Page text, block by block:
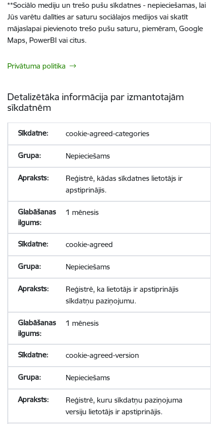
**Sociālo mediju un trešo pušu sīkdatnes - nepieciešamas, lai
Jūs varētu dalīties ar saturu sociālajos medijos vai skatīt
mājaslapai pievienoto trešo pušu saturu, piemēram, Google
Maps, PowerBI vai citus.
Privātuma politika
Detalizētāka informācija par izmantotajām
sīkdatnēm
cookie-agreed-categories
Nepieciešams
Reģistrē, kādas sīkdatnes lietotājs ir
apstiprinājis.
1 mēnesis
cookie-agreed
Nepieciešams
Reģistrē, ka lietotājs ir apstiprinājis
sīkdatņu paziņojumu.
1 mēnesis
cookie-agreed-version
Nepieciešams
Reģistrē, kuru sīkdatņu paziņojuma
versiju lietotājs ir apstiprinājis.